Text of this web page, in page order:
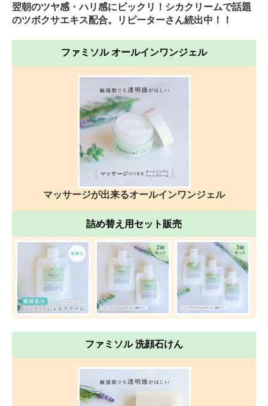
翌朝のツヤ感・ハリ感にビックリ！シカクリームで話題
のツボクサエキス配合。リピーターさん続出中！！
ファミソル オールインワンジェル
マッサージが出来るオールインワンジェル
詰め替え用セット販売
ファミソル 洗顔石けん